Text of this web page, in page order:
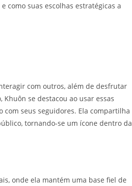
como suas escolhas estratégicas a
com outros, além de desfrutar
se destacou ao usar essas
seus seguidores. Ela compartilha
tornando-se um ícone dentro da
onde ela mantém uma base fiel de